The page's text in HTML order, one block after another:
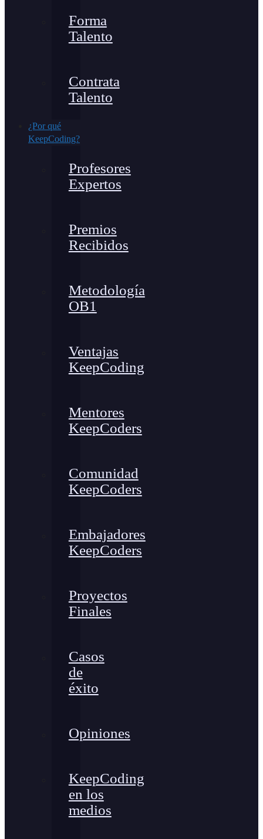
Forma
Talento
Contrata
Talento
¿Por qué
KeepCoding?
Profesores
Expertos
Premios
Recibidos
Metodología
OB1
Ventajas
KeepCoding
Mentores
KeepCoders
Comunidad
KeepCoders
Embajadores
KeepCoders
Proyectos
Finales
Casos
de
éxito
Opiniones
KeepCoding
en los
medios